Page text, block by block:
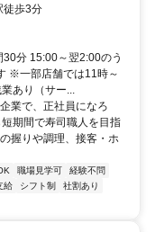
徒歩3分
分 15:00～翌2:00のう
※一部店舗では11時～
あり（サー...
業で、正社員になろ
期間で寿司職人を目指
握りや調理、接客・ホ
職場見学可
経験不問
給 シフト制
社割あり